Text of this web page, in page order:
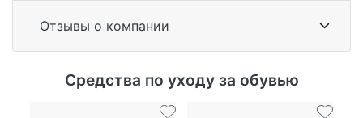
Отзывы о компании
Средства по уходу за обувью